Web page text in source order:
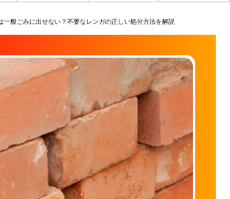
一般ごみに出せない？不要なレンガの正しい処分方法を解説